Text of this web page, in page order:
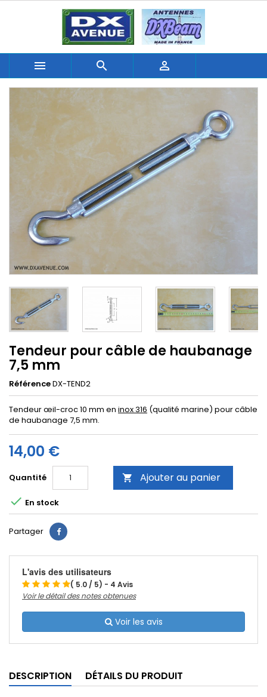
  
Tendeur pour câble de haubanage
7,5 mm
RéférenceDX-TEND2
Tendeur œil-croc 10 mm en inox 316 (qualité marine) pour câble
de haubanage 7,5 mm.
14,00 €
Quantité  Ajouter au panier
 En stock
Partager
L'avis des utilisateurs
( 5.0 / 5) - 4 Avis
Voir le détail des notes obtenues
Voir les avis
DESCRIPTION DÉTAILS DU PRODUIT